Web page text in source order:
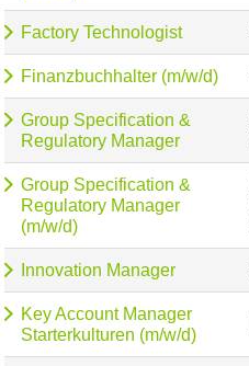
Factory Technologist
Finanzbuchhalter (m/w/d)
Group Specification &
Regulatory Manager
Group Specification &
Regulatory Manager
(m/w/d)
Innovation Manager
Key Account Manager
Starterkulturen (m/w/d)